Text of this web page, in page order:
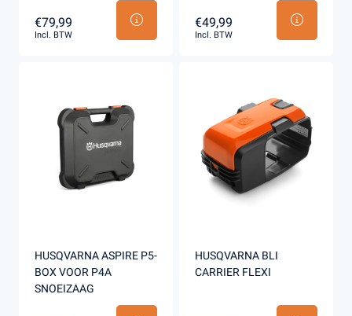
€79,99
Incl. BTW
€49,99
Incl. BTW
HUSQVARNA ASPIRE P5-
BOX VOOR P4A
SNOEIZAAG
HUSQVARNA BLI
CARRIER FLEXI